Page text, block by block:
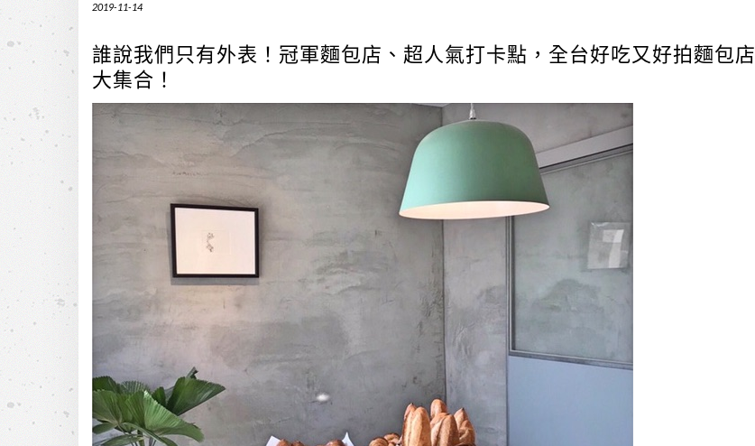
2019-11-14
誰說我們只有外表！冠軍麵包店、超人氣打卡點，全台好吃又好拍麵包店
大集合！